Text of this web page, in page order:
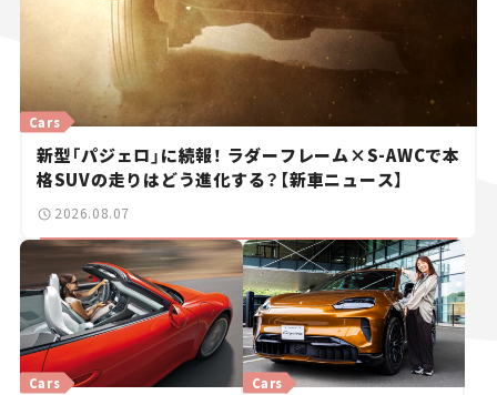
新型「パジェロ」に続報！ ラダーフレーム×S-AWCで本
格SUVの走りはどう進化する？【新車ニュース】
Cars
2026.08.07
Cars Cars